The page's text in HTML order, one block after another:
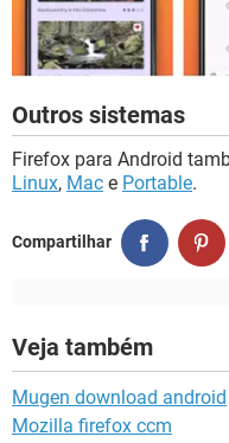
Outros sistemas
Firefox para Android
Linux, Mac e Portable.
Compartilhar
Veja também
Mugen download android
Mozilla firefox ccm